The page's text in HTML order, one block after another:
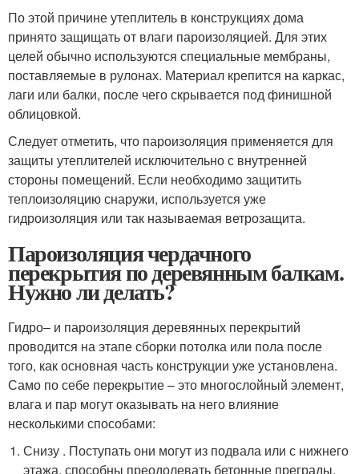
По этой причине утеплитель в конструкциях дома
принято защищать от влаги пароизоляцией. Для этих
целей обычно используются специальные мембраны,
поставляемые в рулонах. Материал крепится на каркас,
лаги или балки, после чего скрывается под финишной
облицовкой.
Следует отметить, что пароизоляция применяется для
защиты утеплителей исключительно с внутренней
стороны помещений. Если необходимо защитить
теплоизоляцию снаружи, используется уже
гидроизоляция или так называемая ветрозащита.
Пароизоляция чердачного
перекрытия по деревянным балкам.
Нужно ли делать?
Гидро– и пароизоляция деревянных перекрытий
проводится на этапе сборки потолка или пола после
того, как основная часть конструкции уже установлена.
Само по себе перекрытие – это многослойный элемент,
влага и пар могут оказывать на него влияние
несколькими способами:
Снизу . Поступать они могут из подвала или с нижнего
этажа, способны преодолевать бетонные преграды,